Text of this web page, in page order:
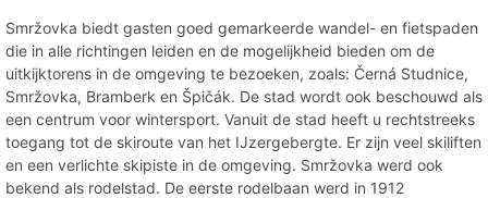
Smržovka biedt gasten goed gemarkeerde wandel- en fietspaden
die in alle richtingen leiden en de mogelijkheid bieden om de
uitkijktorens in de omgeving te bezoeken, zoals: Černá Studnice,
Smržovka, Bramberk en Špičák. De stad wordt ook beschouwd als
een centrum voor wintersport. Vanuit de stad heeft u rechtstreeks
toegang tot de skiroute van het IJzergebergte. Er zijn veel skiliften
en een verlichte skipiste in de omgeving. Smržovka werd ook
bekend als rodelstad. De eerste rodelbaan werd in 1912